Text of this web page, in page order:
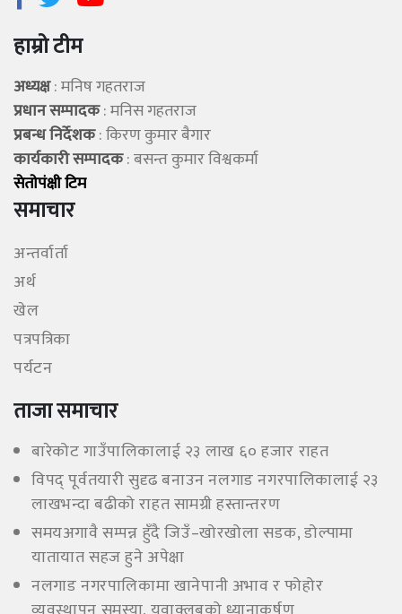
हाम्रो टीम
अध्यक्ष: मनिष गहतराज
प्रधान सम्पादक: मनिस गहतराज
प्रबन्ध निर्देशक: किरण कुमार बैगार
कार्यकारी सम्पादक: बसन्त कुमार विश्वकर्मा
सेताेपंक्षी टिम
समाचार
अन्तर्वार्ता
अर्थ
खेल
पत्रपत्रिका
पर्यटन
ताजा समाचार
बारेकोट गाउँपालिकालाई २३ लाख ६० हजार राहत
विपद् पूर्वतयारी सुदृढ बनाउन नलगाड नगरपालिकालाई २३
लाखभन्दा बढीको राहत सामग्री हस्तान्तरण
समयअगावै सम्पन्न हुँदै जिउँ–खोरखोला सडक, डोल्पामा
यातायात सहज हुने अपेक्षा
नलगाड नगरपालिकामा खानेपानी अभाव र फोहोर